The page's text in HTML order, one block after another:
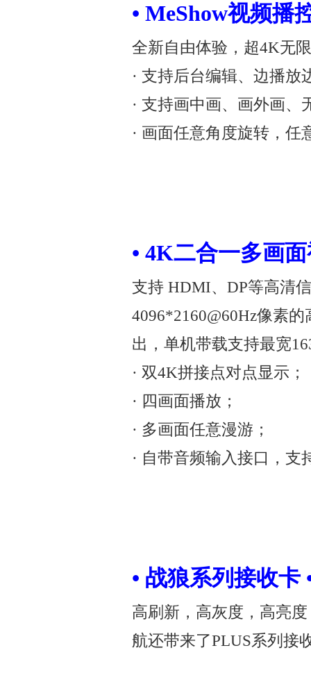
• MeShow视频播
全新自由体验，超4K无
· 支持后台编辑、边播放
· 支持画中画、画外画、
· 画面任意角度旋转，任
• 4K二合一多画
支持 HDMI、DP等高清
4096*2160@60Hz像素
出，单机带载支持最宽
· 双4K拼接点对点显示；
· 四画面播放；
· 多画面任意漫游；
· 自带音频输入接口，支
• 战狼系列接收卡
高刷新，高灰度，高亮
航还带来了PLUS系列接